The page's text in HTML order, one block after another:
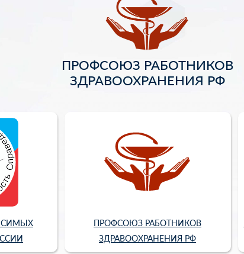
ПРОФСОЮЗ РАБОТНИКОВ
ЗДРАВООХРАНЕНИЯ РФ
ПРОФСОЮЗ РАБОТНИКОВ
ЗДРАВООХРАНЕНИЯ РФ